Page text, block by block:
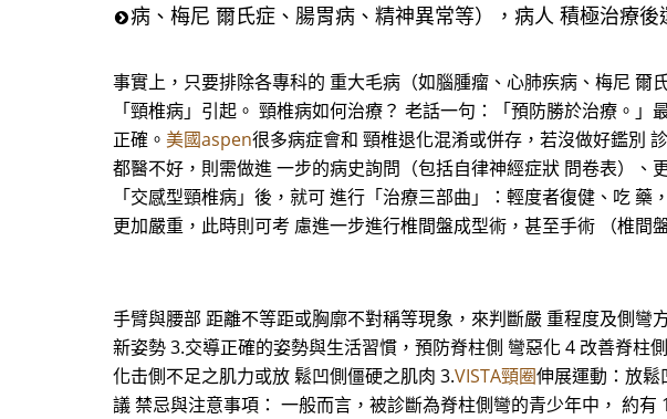
病、梅尼 爾氏症、腸胃病、精神異常等），病人 積極治療後
事實上，只要排除各專科的 重大毛病（如腦腫瘤、心肺疾病、梅尼
「頸椎病」引起。 頸椎病如何治療？ 老話一句：「預防勝於治療。
正確。 美國aspen很多病症會和 頸椎退化混淆或併存，若沒做好鑑別
都醫不好，則需做進 一步的病史詢問（包括自律神經症狀 問卷表）
「交感型頸椎病」後，就可 進行「治療三部曲」：輕度者復健、吃
更加嚴重，此時則可考 慮進一步進行椎間盤成型術，甚至手術 （椎間
手臂與腰部 距離不等距或胸廓不對稱等現象，來判斷嚴 重程度及側
新姿勢 3.交導正確的姿勢與生活習慣，預防脊柱側 彎惡化 4 改善脊
化击側不足之肌力或放 鬆凹側僵硬之肌肉 3.VISTA頸圈伸展運動：放鬆
議 禁忌與注意事項： 一般而言，被診斷為脊柱側彎的青少年中， 約